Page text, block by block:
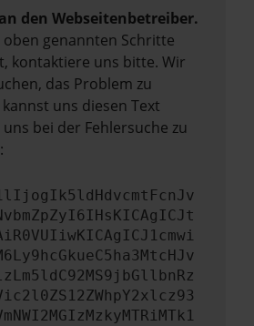
den Webseitenbetreiber.
genannten Schritte
kontaktiere uns bitte. Wir
das Problem zu
uns diesen Text
bei der Fehlersuche zu